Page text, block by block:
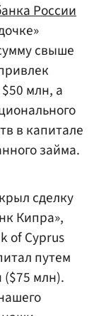
России
свыше
млн, а
в капитале
займа.
сделку
Кипра»,
of Cyprus
путем
($75 млн).